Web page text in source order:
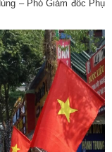
– Phó Giám đốc Phụ